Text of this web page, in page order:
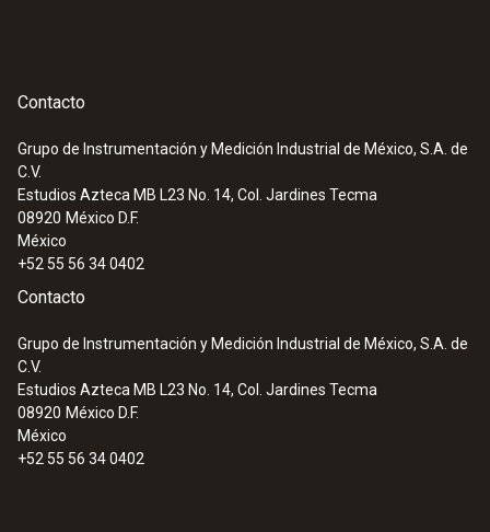
: 0572 1911
testo 191-T1 - Registrador de datos de
corta y rígida
Contacto
Grupo de Instrumentación y Medición Industrial de México, S.A. de
C.V.
Estudios Azteca MB L23 No. 14, Col. Jardines Tecma
08920 México D.F.
México
+52 55 56 34 0402
Contacto
Grupo de Instrumentación y Medición Industrial de México, S.A. de
C.V.
Estudios Azteca MB L23 No. 14, Col. Jardines Tecma
08920 México D.F.
México
+52 55 56 34 0402